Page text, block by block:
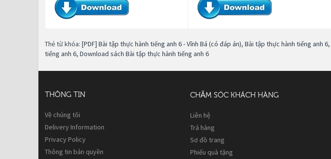
Thẻ từ khóa: [PDF] Bài tập thực hành tiếng anh 6 - Vĩnh Bá (có đáp án), Bài tập thực hành tiếng anh 6,
tiếng anh 6, Download sách Bài tập thực hành tiếng anh 6
THÔNG TIN
Về chúng tôi
Delivery Information
Privacy Policy
Thông tin bản quyền
CHĂM SÓC KHÁCH HÀNG
Liên hệ
Trả hàng
Sơ đồ trang
Phiếu quà tặng